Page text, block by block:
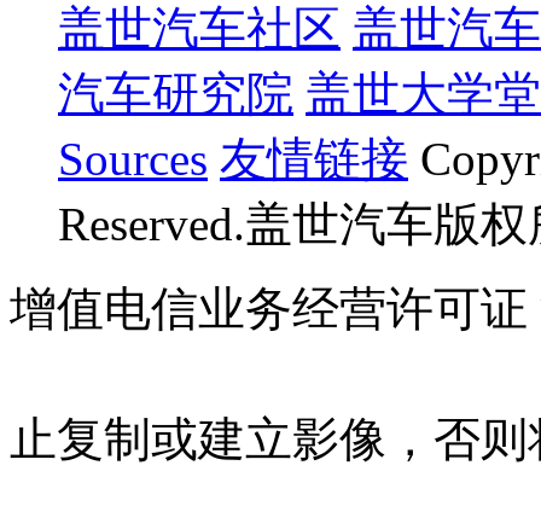
盖世汽车社区 盖世汽
汽车研究院 盖世大学堂
Sources 友情链接
Reserved.盖世汽车版
增值电信业务经营许可证
止复制或建立影像，否